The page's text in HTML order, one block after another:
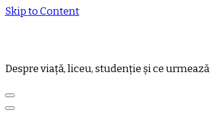
Skip to Content
Despre viață, liceu, studenție și ce urmează